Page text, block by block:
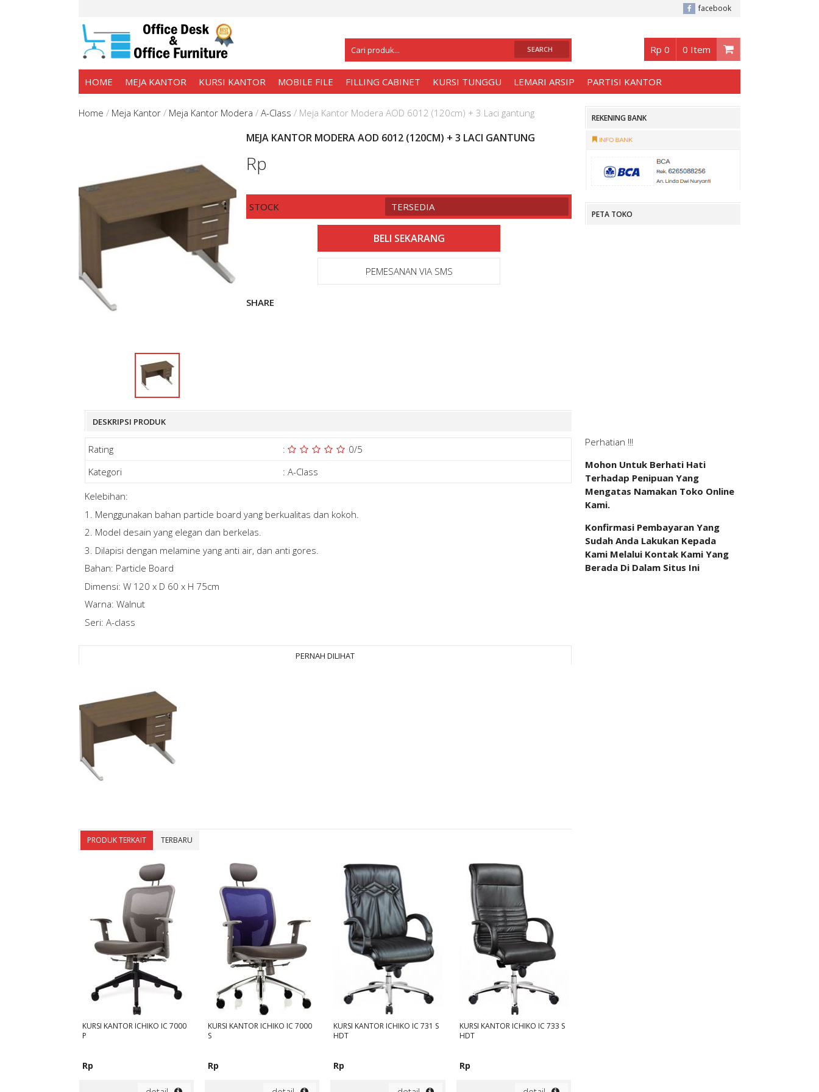
, Buka jam 08.30 s/d jam 17.00 , Sabtu - Minggu 08.30 s/d 14.00.
facebook
Rp 0 0 Item
HOME MEJA KANTOR KURSI KANTOR MOBILE FILE FILLING CABINET KURSI TUNGGU LEMARI ARSIP PARTISI KANTOR
Home / Meja Kantor/ Meja Kantor Modera / A-Class / Meja Kantor Modera AOD 6012 (120cm) + 3 Laci gantung
MEJA KANTOR MODERA AOD 6012 (120CM) + 3 LACI GANTUNG
Rp
STOCK TERSEDIA
PEMESANAN VIA SMS
SHARE
DESKRIPSI PRODUK
Rating : 0/5
Kategori
: A-Class
Kelebihan:
1. Menggunakan bahan particle board yang berkualitas dan kokoh.
2. Model desain yang elegan dan berkelas.
3. Dilapisi dengan melamine yang anti air, dan anti gores.
Bahan: Particle Board
Dimensi: W 120 x D 60 x H 75cm
Warna: Walnut
Seri: A-class
PERNAH DILIHAT
PRODUK TERKAIT TERBARU
KURSI KANTOR ICHIKO IC 7000
P
Rp
KURSI KANTOR ICHIKO IC 7000
S
Rp
KURSI KANTOR ICHIKO IC 731 S
HDT
Rp
KURSI KANTOR ICHIKO IC 733 S
HDT
Rp
REKENING BANK
PETA TOKO
Perhatian !!!
Mohon Untuk Berhati Hati
Terhadap Penipuan Yang
Mengatas Namakan Toko Online
Kami.
Konfirmasi Pembayaran Yang
Sudah Anda Lakukan Kepada
Kami Melalui Kontak Kami Yang
Berada Di Dalam Situs Ini